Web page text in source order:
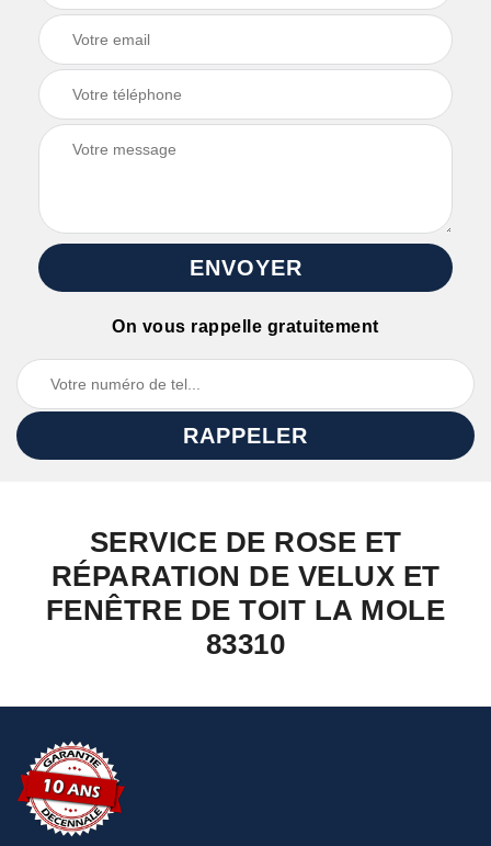
On vous rappelle gratuitement
SERVICE DE ROSE ET
RÉPARATION DE VELUX ET
FENÊTRE DE TOIT LA MOLE
83310